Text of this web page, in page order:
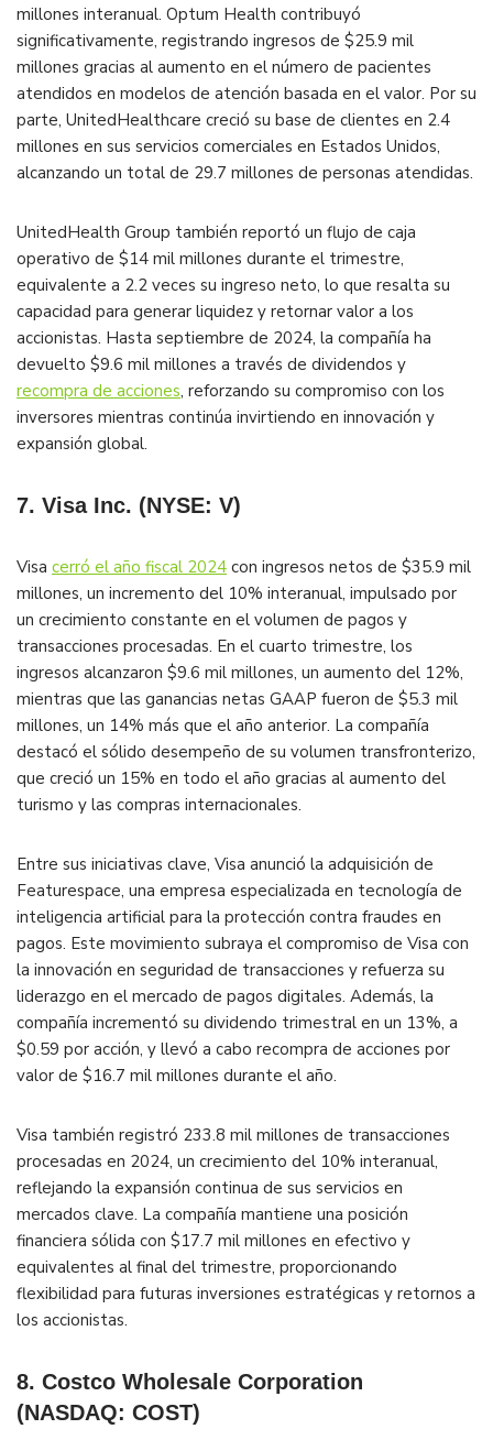
millones interanual. Optum Health contribuyó
significativamente, registrando ingresos de $25.9 mil
millones gracias al aumento en el número de pacientes
atendidos en modelos de atención basada en el valor. Por su
parte, UnitedHealthcare creció su base de clientes en 2.4
millones en sus servicios comerciales en Estados Unidos,
alcanzando un total de 29.7 millones de personas atendidas​.
UnitedHealth Group también reportó un flujo de caja
operativo de $14 mil millones durante el trimestre,
equivalente a 2.2 veces su ingreso neto, lo que resalta su
capacidad para generar liquidez y retornar valor a los
accionistas. Hasta septiembre de 2024, la compañía ha
devuelto $9.6 mil millones a través de dividendos y
recompra de acciones, reforzando su compromiso con los
inversores mientras continúa invirtiendo en innovación y
expansión global​.
7. Visa Inc. (NYSE: V)
Visa cerró el año fiscal 2024 con ingresos netos de $35.9 mil
millones, un incremento del 10% interanual, impulsado por
un crecimiento constante en el volumen de pagos y
transacciones procesadas. En el cuarto trimestre, los
ingresos alcanzaron $9.6 mil millones, un aumento del 12%,
mientras que las ganancias netas GAAP fueron de $5.3 mil
millones, un 14% más que el año anterior. La compañía
destacó el sólido desempeño de su volumen transfronterizo,
que creció un 15% en todo el año gracias al aumento del
turismo y las compras internacionales​.
Entre sus iniciativas clave, Visa anunció la adquisición de
Featurespace, una empresa especializada en tecnología de
inteligencia artificial para la protección contra fraudes en
pagos. Este movimiento subraya el compromiso de Visa con
la innovación en seguridad de transacciones y refuerza su
liderazgo en el mercado de pagos digitales. Además, la
compañía incrementó su dividendo trimestral en un 13%, a
$0.59 por acción, y llevó a cabo recompra de acciones por
valor de $16.7 mil millones durante el año​.
Visa también registró 233.8 mil millones de transacciones
procesadas en 2024, un crecimiento del 10% interanual,
reflejando la expansión continua de sus servicios en
mercados clave. La compañía mantiene una posición
financiera sólida con $17.7 mil millones en efectivo y
equivalentes al final del trimestre, proporcionando
flexibilidad para futuras inversiones estratégicas y retornos a
los accionistas​.
8. Costco Wholesale Corporation
(NASDAQ: COST)